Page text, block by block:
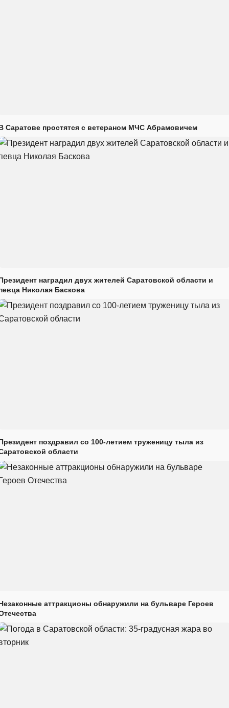
Саратове простятся с ветераном МЧС Абрамовичем
наградил двух жителей Саратовской области и
Николая Баскова
поздравил со 100-летием труженицу тыла из
области
аттракционы обнаружили на бульваре Героев